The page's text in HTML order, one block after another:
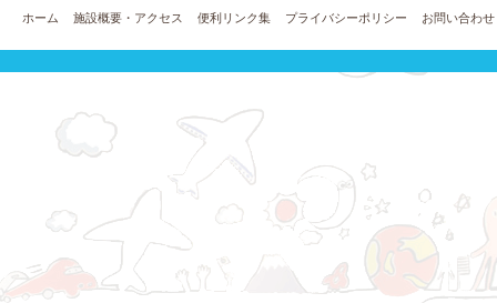
ホーム 施設概要・アクセス 便利リンク集 プライバシーポリシー お問い合わせ